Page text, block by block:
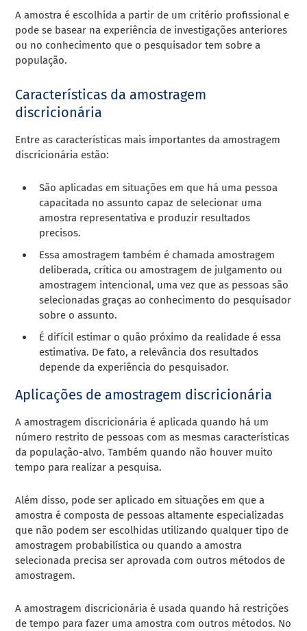
A amostra é escolhida a partir de um critério profissional e
pode se basear na experiência de investigações anteriores
ou no conhecimento que o pesquisador tem sobre a
população.
Características da amostragem
discricionária
Entre as características mais importantes da amostragem
discricionária estão:
São aplicadas em situações em que há uma pessoa
capacitada no assunto capaz de selecionar uma
amostra representativa e produzir resultados
precisos.
Essa amostragem também é chamada amostragem
deliberada, crítica ou amostragem de julgamento ou
amostragem intencional, uma vez que as pessoas são
selecionadas graças ao conhecimento do pesquisador
sobre o assunto.
É difícil estimar o quão próximo da realidade é essa
estimativa. De fato, a relevância dos resultados
depende da experiência do pesquisador.
Aplicações de amostragem discricionária
A amostragem discricionária é aplicada quando há um
número restrito de pessoas com as mesmas características
da população-alvo. Também quando não houver muito
tempo para realizar a pesquisa.
Além disso, pode ser aplicado em situações em que a
amostra é composta de pessoas altamente especializadas
que não podem ser escolhidas utilizando qualquer tipo de
amostragem probabilística ou quando a amostra
selecionada precisa ser aprovada com outros métodos de
amostragem.
A amostragem discricionária é usada quando há restrições
de tempo para fazer uma amostra com outros métodos. No